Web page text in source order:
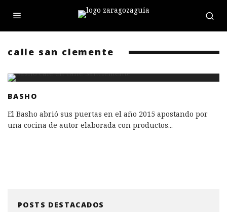
calle san clemente
BASHO
El Basho abrió sus puertas en el año 2015 apostando por
una cocina de autor elaborada con productos...
POSTS DESTACADOS